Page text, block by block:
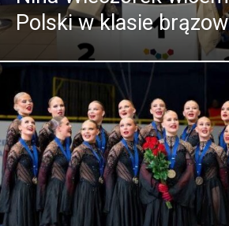
Polski w klasie